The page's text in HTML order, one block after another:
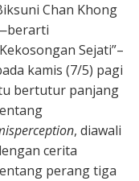
Chan Khong
Sejati”–
kamis (7/5) pagi
bertutur panjang
, diawali
cerita
perang tiga